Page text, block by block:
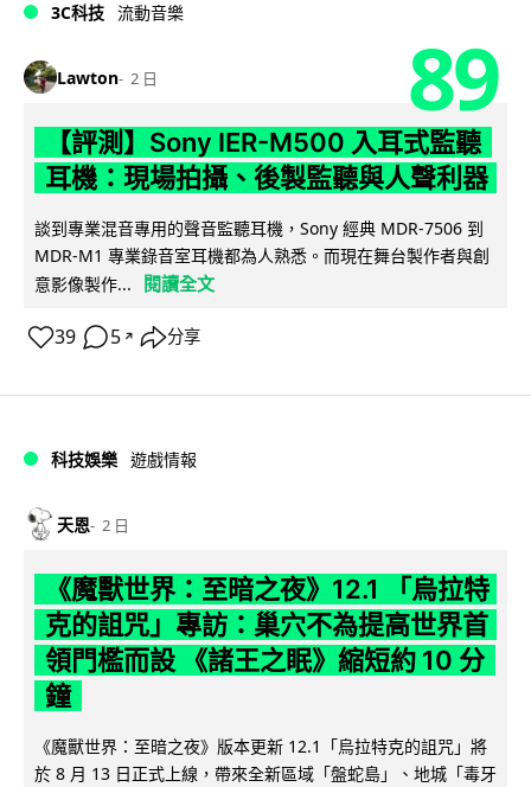
3C科技 流動音樂
Lawton 2 日 89
【評測】Sony IER-M500 入耳式監聽
耳機：現場拍攝、後製監聽與人聲利器
談到專業混音專用的聲音監聽耳機，Sony 經典 MDR-7506 到
MDR-M1 專業錄音室耳機都為人熟悉。而現在舞台製作者與創
意影像製作...
閱讀全文
39 5 ↗ 分享
科技娛樂 遊戲情報
天恩 2 日
《魔獸世界：至暗之夜》12.1 「烏拉特
克的詛咒」專訪：巢穴不為提高世界首
領門檻而設 《諸王之眠》縮短約 10 分
鐘
《魔獸世界：至暗之夜》版本更新 12.1「烏拉特克的詛咒」將
於 8 月 13 日正式上線，帶來全新區域「盤蛇島」、地城「毒牙